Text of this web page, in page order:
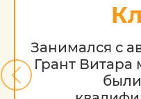
Занимался с
Грант Витара